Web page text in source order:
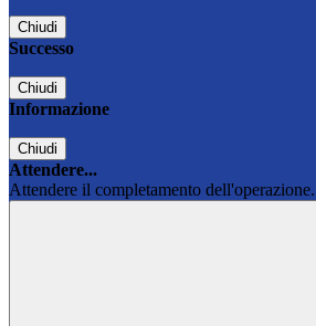
Chiudi
Successo
Chiudi
Informazione
Chiudi
Attendere...
Attendere il completamento